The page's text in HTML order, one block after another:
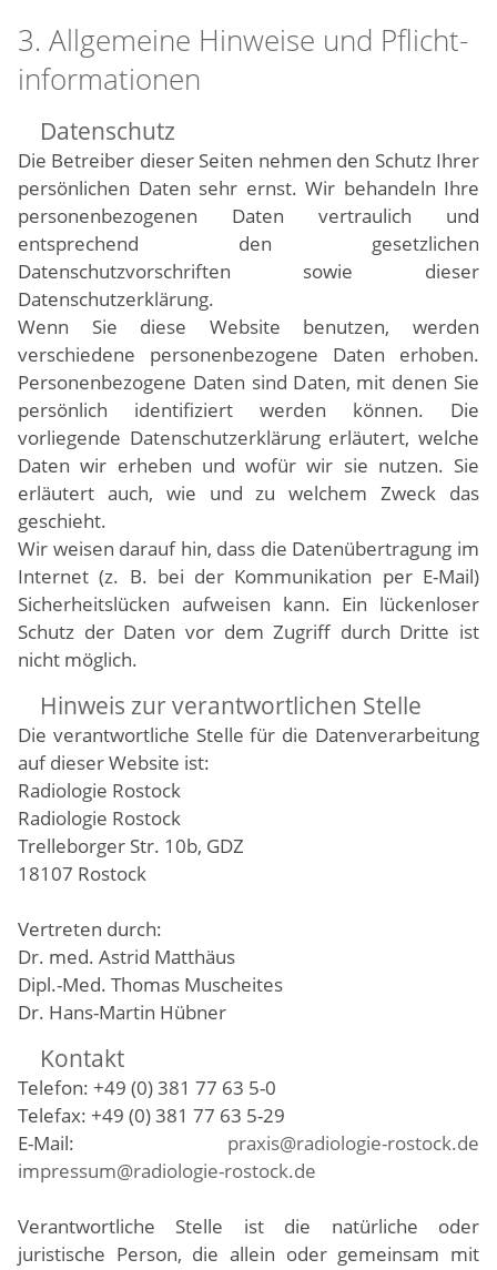
3. Allgemeine Hinweise und Pflicht­
informationen
Datenschutz
Die Betreiber dieser Seiten nehmen den Schutz Ihrer
persönlichen Daten sehr ernst. Wir behandeln Ihre
personenbezogenen Daten vertraulich und
entsprechend den gesetzlichen
Datenschutzvorschriften sowie dieser
Datenschutzerklärung.
Wenn Sie diese Website benutzen, werden
verschiedene personenbezogene Daten erhoben.
Personenbezogene Daten sind Daten, mit denen Sie
persönlich identifiziert werden können. Die
vorliegende Datenschutzerklärung erläutert, welche
Daten wir erheben und wofür wir sie nutzen. Sie
erläutert auch, wie und zu welchem Zweck das
geschieht.
Wir weisen darauf hin, dass die Datenübertragung im
Internet (z. B. bei der Kommunikation per E-Mail)
Sicherheitslücken aufweisen kann. Ein lückenloser
Schutz der Daten vor dem Zugriff durch Dritte ist
nicht möglich.
Hinweis zur verantwortlichen Stelle
Die verantwortliche Stelle für die Datenverarbeitung
auf dieser Website ist:
Radiologie Rostock
Radiologie Rostock
Trelleborger Str. 10b, GDZ
18107 Rostock
Vertreten durch:
Dr. med. Astrid Matthäus
Dipl.-Med. Thomas Muscheites
Dr. Hans-Martin Hübner
Kontakt
Telefon: +49 (0) 381 77 63 5-0
Telefax: +49 (0) 381 77 63 5-29
E-Mail: praxis@radiologie-rostock.de
impressum@radiologie-rostock.de
Verantwortliche Stelle ist die natürliche oder
juristische Person, die allein oder gemeinsam mit